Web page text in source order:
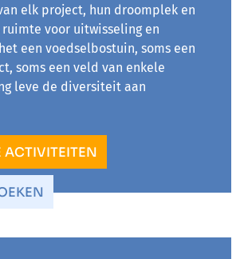
elk project, hun droomplek en
ruimte voor uitwisseling en
een voedselbostuin, soms een
soms een veld van enkele
leve de diversiteit aan
ACTIVITEITEN